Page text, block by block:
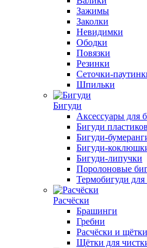
Зажимы
Заколки
Невидимки
Ободки
Повязки
Резинки
Сеточки-
Шпильки
Бигуди
Аксессуары для
Бигуди
Бигуди-
Бигуди-
Бигуди-липучки
Поролоновые
Термобигуди для
Расчёски
Брашинги
Гребни
Расчёски и щётки
Щётки для